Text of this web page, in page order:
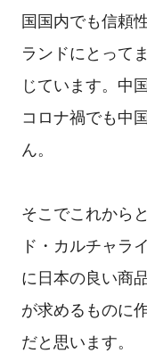
国国内でも信頼
ランドにとって
じています。中
コロナ禍でも中
ん。
そこでこれから
ド・カルチャラ
に日本の良い商
が求めるものに
だと思います。